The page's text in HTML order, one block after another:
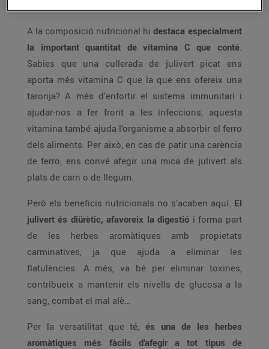
A la composició nutricional hi destaca especialment
la important quantitat de vitamina C que conté.
Sabies que una cullerada de julivert picat ens
aporta més vitamina C que la que ens ofereix una
taronja? A més d’enfortir el sistema immunitari i
ajudar-nos a fer front a les infeccions, aquesta
vitamina també ajuda l’organisme a absorbir el ferro
dels aliments. Per això, en cas de patir una carència
de ferro, ens convé afegir una mica de julivert als
plats de carn o de llegum.
Però els beneficis nutricionals no s’acaben aquí. El
julivert és diürètic, afavoreix la digestió i forma part
de les herbes aromàtiques amb propietats
carminatives, ja que ajuda a eliminar les
flatulències. A més, va bé per eliminar toxines,
contribueix a mantenir els nivells de glucosa a la
sang, combat el mal alè…
Per la versatilitat que té, és una de les herbes
aromàtiques més fàcils d’afegir a tot tipus de